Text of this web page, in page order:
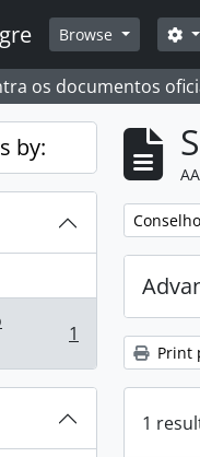
Browse
os documentos
by:
1
Remove
Print
1